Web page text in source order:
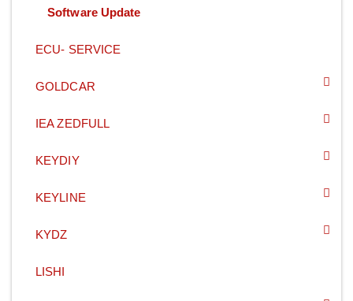
Software Update
ECU- SERVICE
GOLDCAR
IEA ZEDFULL
KEYDIY
KEYLINE
KYDZ
LISHI